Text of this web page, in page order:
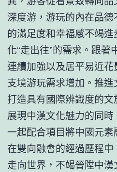
深度游，游玩的內在品
的滿足度和幸福感不竭
化“走出往”的需求。跟著
連續加強以及居平易近
支境游玩需求增加。推進
打造具有國際辨識度的
展現中漢文化魅力的同
一起配合項目將中國元素
在雙向融會的經過歷程
走向世界，不竭晉陞中漢